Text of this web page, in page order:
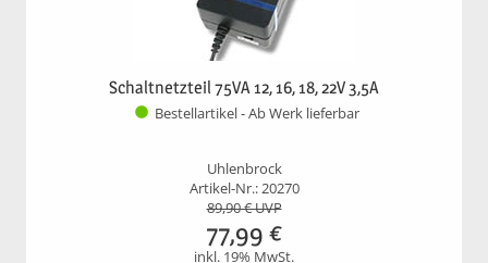
Schaltnetzteil 75VA 12, 16, 18, 22V 3,5A
Bestellartikel - Ab Werk lieferbar
Uhlenbrock
Artikel-Nr.: 20270
89,90€ UVP
77,99 €
inkl. 19% MwSt.